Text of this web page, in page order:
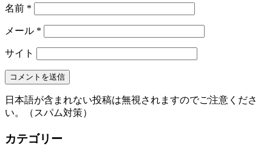
名前 *
メール *
サイト
日本語が含まれない投稿は無視されますのでご注意くださ
い。（スパム対策）
カテゴリー